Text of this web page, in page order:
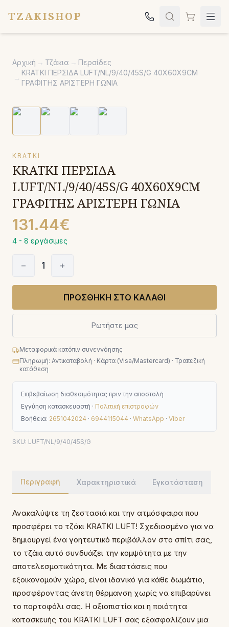
TZAKISHOP
Σόμπες
Ψησταριές
Κήπος
Επικοινωνία
Καλέστε μας:2651042024
Αρχική → Τζάκια → Περσίδες
→
KRATKI ΠΕΡΣΙΔΑ LUFT/NL/9/40/45S/G 40X60X9CM
ΓΡΑΦΙΤΗΣ ΑΡΙΣΤΕΡΗ ΓΩΝΙΑ
KRATKI
KRATKI ΠΕΡΣΙΔΑ
LUFT/NL/9/40/45S/G 40X60X9CM
ΓΡΑΦΙΤΗΣ ΑΡΙΣΤΕΡΗ ΓΩΝΙΑ
131.44€
4 - 8 εργάσιμες
− 1 +
ΠΡΟΣΘΗΚΗ ΣΤΟ ΚΑΛΑΘΙ
Ρωτήστε μας
Μεταφορικά κατόπιν συνεννόησης
Πληρωμή: Αντικαταβολή · Κάρτα (Visa/Mastercard) · Τραπεζική
κατάθεση
Επιβεβαίωση διαθεσιμότητας πριν την αποστολή
Εγγύηση κατασκευαστή · Πολιτική επιστροφών
Βοήθεια: 2651042024 · 6944115044 · WhatsApp · Viber
SKU: LUFT/NL/9/40/45S/G
Περιγραφή Χαρακτηριστικά Εγκατάσταση
Ανακαλύψτε τη ζεστασιά και την ατμόσφαιρα που
προσφέρει το τζάκι KRATKI LUFT! Σχεδιασμένο για να
δημιουργεί ένα γοητευτικό περιβάλλον στο σπίτι σας,
το τζάκι αυτό συνδυάζει την κομψότητα με την
αποτελεσματικότητα. Με διαστάσεις που
εξοικονομούν χώρο, είναι ιδανικό για κάθε δωμάτιο,
προσφέροντας άνετη θέρμανση χωρίς να επιβαρύνει
το πορτοφόλι σας. Η αξιοπιστία και η ποιότητα
κατασκευής του KRATKI LUFT σας εξασφαλίζουν μια